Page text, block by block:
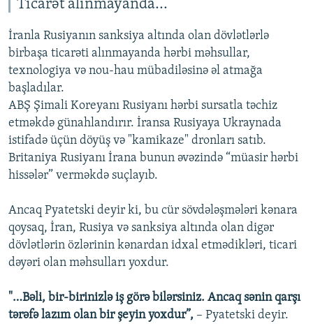
Ticarət alınmayanda...
İranla Rusiyanın sanksiya altında olan dövlətlərlə
birbaşa ticarəti alınmayanda hərbi məhsullar,
texnologiya və nou-hau mübadiləsinə əl atmağa
başladılar.
ABŞ Şimali Koreyanı Rusiyanı hərbi sursatla təchiz
etməkdə günahlandırır. İransa Rusiyaya Ukraynada
istifadə üçün döyüş və "kamikaze" dronları satıb.
Britaniya Rusiyanı İrana bunun əvəzində “müasir hərbi
hissələr” verməkdə suçlayıb.
Ancaq Pyatetski deyir ki, bu cür sövdələşmələri kənara
qoysaq, İran, Rusiya və sanksiya altında olan digər
dövlətlərin özlərinin kənardan idxal etmədikləri, ticari
dəyəri olan məhsulları yoxdur.
"…Bəli, bir-birinizlə iş görə bilərsiniz. Ancaq sənin qarşı
tərəfə lazım olan bir şeyin yoxdur”, – Pyatetski deyir.